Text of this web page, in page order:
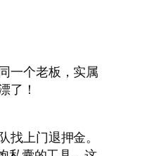
一个老板，实属
了！
上门退押金。